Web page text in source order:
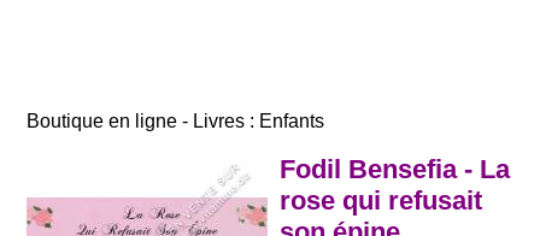
Boutique en ligne - Livres : Enfants
Fodil Bensefia - La
rose qui refusait